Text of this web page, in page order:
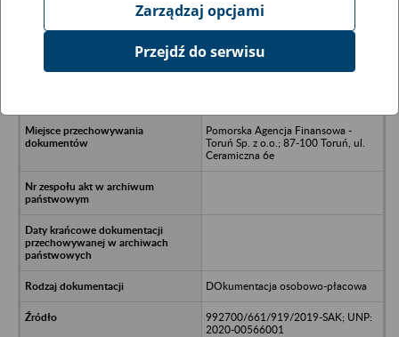
Ukryj wszystkie pozycje bazy
Przedsiębiorstwo Produkcyjno-
Pomorska Agencja Finansowa -
Toruń Sp. z o.o.; 87-100 Toruń, ul.
Ceramiczna 6e
DOkumentacja osobowo-płacowa
992700/661/919/2019-SAK; UNP:
2020-00566001
Zarządzaj opcjami
Przejdź do serwisu